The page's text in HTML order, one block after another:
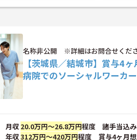
名称非公開 ※詳細はお問合せくだ
【茨城県／結城市】賞与4
病院でのソーシャルワーカ
月収 20.0万円～26.8万円程度 諸手当込み
年収312万円～420万円程度 賞与4ヶ月